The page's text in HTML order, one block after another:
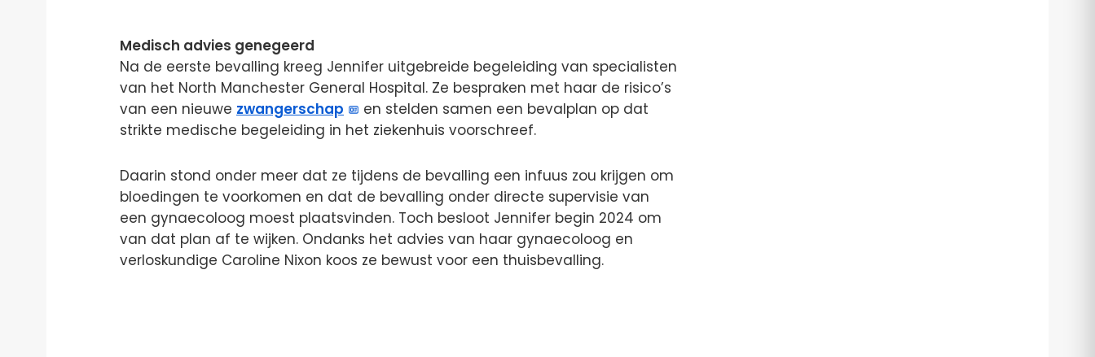
Medisch advies genegeerd
Na de eerste bevalling kreeg Jennifer uitgebreide begeleiding van specialisten
van het North Manchester General Hospital. Ze bespraken met haar de risico’s
van een nieuwe zwangerschap
en stelden samen een bevalplan op dat
strikte medische begeleiding in het ziekenhuis voorschreef.
Daarin stond onder meer dat ze tijdens de bevalling een infuus zou krijgen om
bloedingen te voorkomen en dat de bevalling onder directe supervisie van
een gynaecoloog moest plaatsvinden. Toch besloot Jennifer begin 2024 om
van dat plan af te wijken. Ondanks het advies van haar gynaecoloog en
verloskundige Caroline Nixon koos ze bewust voor een thuisbevalling.